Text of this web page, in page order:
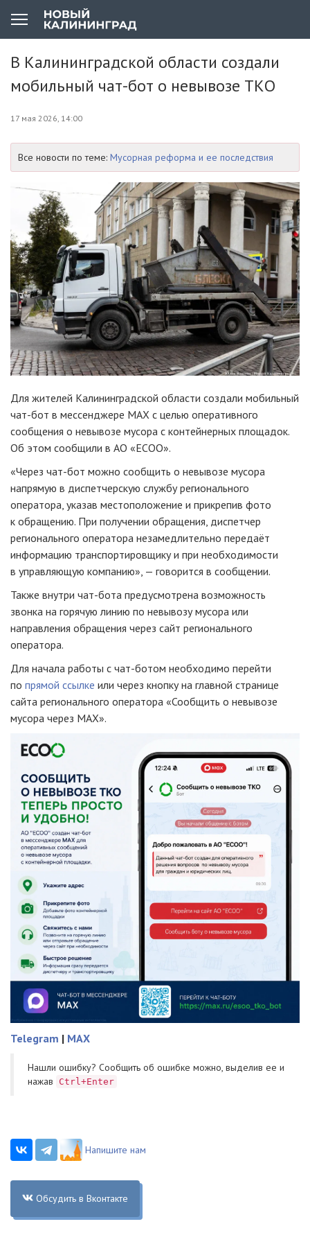
В Калининградской области создали
мобильный чат-бот о невывозе ТКО
17 мая 2026, 14:00
Все новости по теме: Мусорная реформа и ее последствия
Для жителей Калининградской области создали мобильный
чат-бот в мессенджере МАХ с целью оперативного
сообщения о невывозе мусора с контейнерных площадок.
Об этом сообщили в АО «ЕСОО».
«Через чат-бот можно сообщить о невывозе мусора
напрямую в диспетчерскую службу регионального
оператора, указав местоположение и прикрепив фото
к обращению. При получении обращения, диспетчер
регионального оператора незамедлительно передаёт
информацию транспортировщику и при необходимости
в управляющую компанию», — говорится в сообщении.
Также внутри чат-бота предусмотрена возможность
звонка на горячую линию по невывозу мусора или
направления обращения через сайт регионального
оператора.
Для начала работы с чат-ботом необходимо перейти
по прямой ссылке или через кнопку на главной странице
сайта регионального оператора «Сообщить о невывозе
мусора через МАХ».
Telegram | MAX
Нашли ошибку? Cообщить об ошибке можно, выделив ее и
нажав
Ctrl+Enter
Напишите нам
Обсудить в Вконтакте